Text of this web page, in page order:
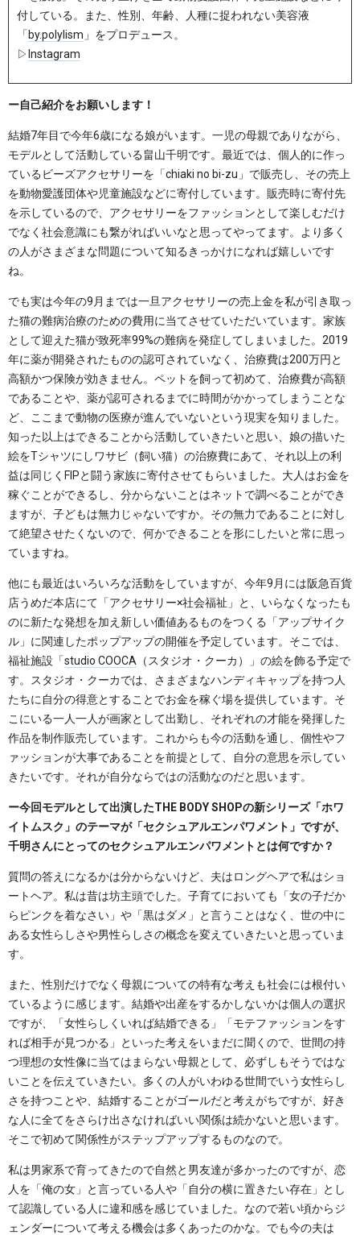
付している。また、性別、年齢、人種に捉われない美容液
「 by.polylism 」をプロデュース。
▷ Instagram
ー自己紹介をお願いします！
結婚7年目で今年6歳になる娘がいます。一児の母親でありながら、
モデルとして活動している畠山千明です。最近では、個人的に作っ
ているビーズアクセサリーを「chiaki no bi-zu」で販売し、その売上
を動物愛護団体や児童施設などに寄付しています。販売時に寄付先
を示しているので、アクセサリーをファッションとして楽しむだけ
でなく社会意識にも繋がればいいなと思ってやってます。より多く
の人がさまざまな問題について知るきっかけになれば嬉しいです
ね。
でも実は今年の9月までは一旦アクセサリーの売上金を私が引き取っ
た猫の難病治療のための費用に当てさせていただいています。家族
として迎えた猫が致死率99%の難病を発症してしまいました。2019
年に薬が開発されたものの認可されていなく、治療費は200万円と
高額かつ保険が効きません。ペットを飼って初めて、治療費が高額
であることや、薬が認可されるまでに時間がかかってしまうことな
ど、ここまで動物の医療が進んでいないという現実を知りました。
知った以上はできることから活動していきたいと思い、娘の描いた
絵をTシャツにしワサビ（飼い猫）の治療費にあて、それ以上の利
益は同じくFIPと闘う家族に寄付させてもらいました。大人はお金を
稼ぐことができるし、分からないことはネットで調べることができ
ますが、子どもは無力じゃないですか。その無力であることに対し
て絶望させたくないので、何かできることを形にしたいと常に思っ
ていますね。
他にも最近はいろいろな活動をしていますが、今年9月には阪急百貨
店うめだ本店にて「アクセサリー×社会福祉」と、いらなくなったも
のに新たな発想を加え新しい価値あるものをつくる「アップサイク
ル」に関連したポップアップの開催を予定しています。そこでは、
福祉施設「studio COOCA （スタジオ・クーカ）」の絵を飾る予定で
す。スタジオ・クーカでは、さまざまなハンディキャップを持つ人
たちに自分の得意とすることでお金を稼ぐ場を提供しています。そ
こにいる一人一人が画家として出勤し、それぞれの才能を発揮した
作品を制作販売しています。これからも今の活動を通し、個性やフ
ァッションが大事であることを前提として、自分の意思を示してい
きたいです。それが自分ならではの活動なのだと思います。
ー今回モデルとして出演したTHE BODY SHOPの新シリーズ「ホワ
イトムスク」のテーマが「セクシュアルエンパワメント」ですが、
千明さんにとってのセクシュアルエンパワメントとは何ですか？
質問の答えになるかは分からないけど、夫はロングヘアで私はショ
ートヘア。私は昔は坊主頭でした。子育てにおいても「女の子だか
らピンクを着なさい」や「黒はダメ」と言うことはなく、世の中に
ある女性らしさや男性らしさの概念を変えていきたいと思っていま
す。
また、性別だけでなく母親についての特有な考えも社会には根付い
ているように感じます。結婚や出産をするかしないかは個人の選択
ですが、「女性らしくいれば結婚できる」「モテファッションをす
れば相手が見つかる」といった考えをいまだに聞くので、世間の持
つ理想の女性像に当てはまらない母親として、必ずしもそうではな
いことを伝えていきたい。多くの人がいわゆる世間でいう女性らし
さを持つことや、結婚することがゴールだと考えがちですが、好き
な人に全てをさらけ出さなければいい関係は続かないと思います。
そこで初めて関係性がステップアップするものなので。
私は男家系で育ってきたので自然と男友達が多かったのですが、恋
人を「俺の女」と言っている人や「自分の横に置きたい存在」とし
て認識している人に違和感を感じていました。なので若い頃からジ
ェンダーについて考える機会は多くあったのかな。でも今の夫は